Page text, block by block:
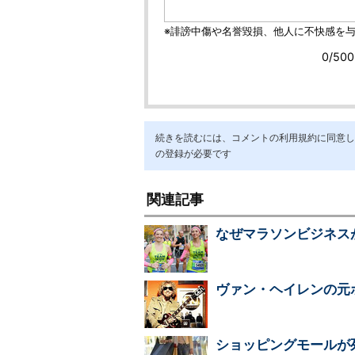
続きを読むには、コメントの利用規約に同意
の登録が必要です
関連記事
なぜマラソンビジネ
ヴァン・ヘイレンの
ショッピングモールが